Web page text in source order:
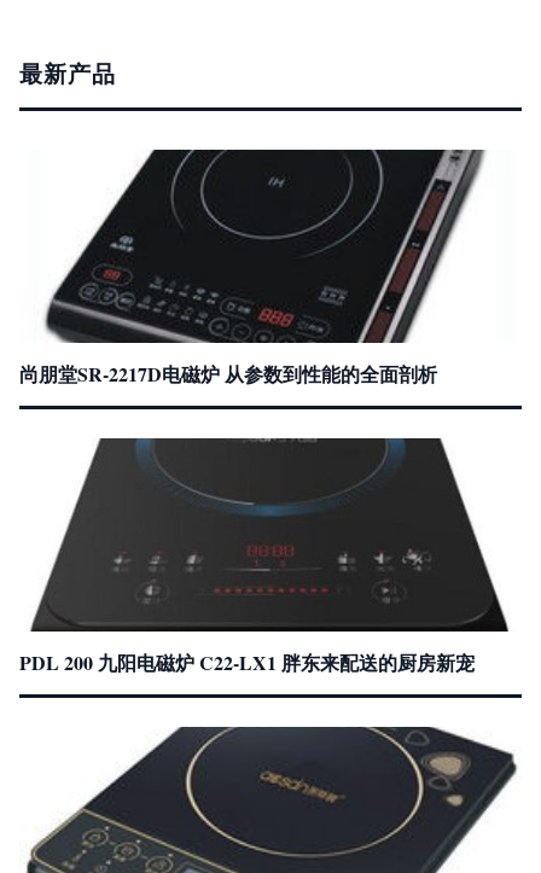
最新产品
尚朋堂SR-2217D电磁炉 从参数到性能的全面剖析
PDL 200 九阳电磁炉 C22-LX1 胖东来配送的厨房新宠